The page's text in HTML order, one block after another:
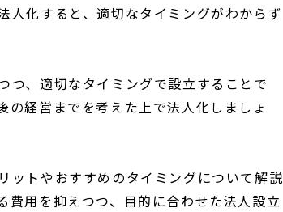
人化すると、適切なタイミングがわからず
つ、適切なタイミングで設立することで
経営までを考えた上で法人化しましょ
ットやおすすめのタイミングについて解説
費用を抑えつつ、目的に合わせた法人設立